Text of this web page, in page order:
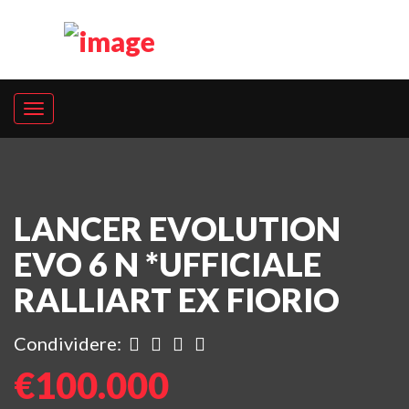
LANCER EVOLUTION
EVO 6 N *UFFICIALE
RALLIART EX FIORIO
Condividere:
€100.000